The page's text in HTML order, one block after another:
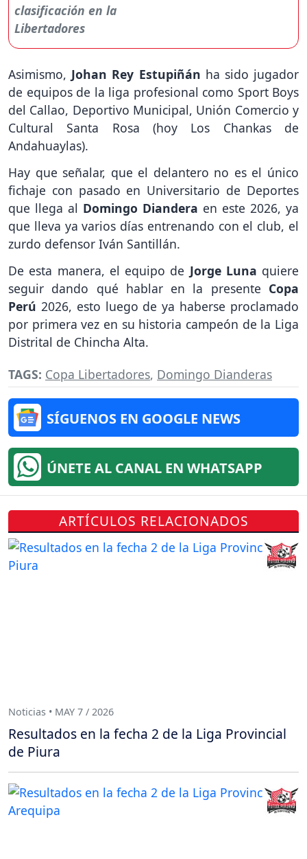
Asimismo, Johan Rey Estupiñán ha sido jugador
de equipos de la liga profesional como Sport Boys
del Callao, Deportivo Municipal, Unión Comercio y
Cultural Santa Rosa (hoy Los Chankas de
Andahuaylas).
Hay que señalar, que el delantero no es el único
fichaje con pasado en Universitario de Deportes
que llega al Domingo Diandera en este 2026, ya
que lleva ya varios días entrenando con el club, el
zurdo defensor Iván Santillán.
De esta manera, el equipo de Jorge Luna quiere
seguir dando qué hablar en la presente Copa
Perú 2026, esto luego de ya haberse proclamado
por primera vez en su historia campeón de la Liga
Distrital de Chincha Alta.
TAGS: Copa Libertadores, Domingo Dianderas
SÍGUENOS EN GOOGLE NEWS
ÚNETE AL CANAL EN WHATSAPP
ARTÍCULOS RELACIONADOS
Noticias • MAY 7 / 2026
Resultados en la fecha 2 de la Liga Provincial
de Piura